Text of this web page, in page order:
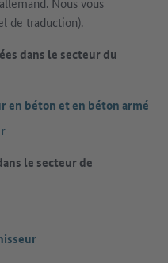
de traduction).
dans le secteur du
en béton et en béton armé
le secteur de